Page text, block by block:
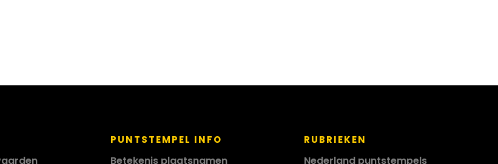
PUNTSTEMPEL INFO
Betekenis plaatsnamen
RUBRIEKEN
Nederland puntstempels